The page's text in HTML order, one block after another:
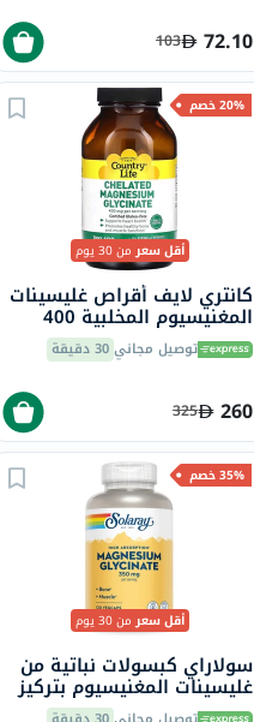
72.10
103
20% خصم
أقل سعرمن 30 يوم
كانتري لايف أقراص غليسينات
المغنيسيوم المخلبية 400
ملجم لصحة العظام والعضلات،
حزمة من 180توصيل مجاني30 دقيقة
260
325
35% خصم
أقل سعرمن 30 يوم
سولاراي كبسولات نباتية من
غليسينات المغنيسيوم بتركيز
350 ملجم لصحة العظام